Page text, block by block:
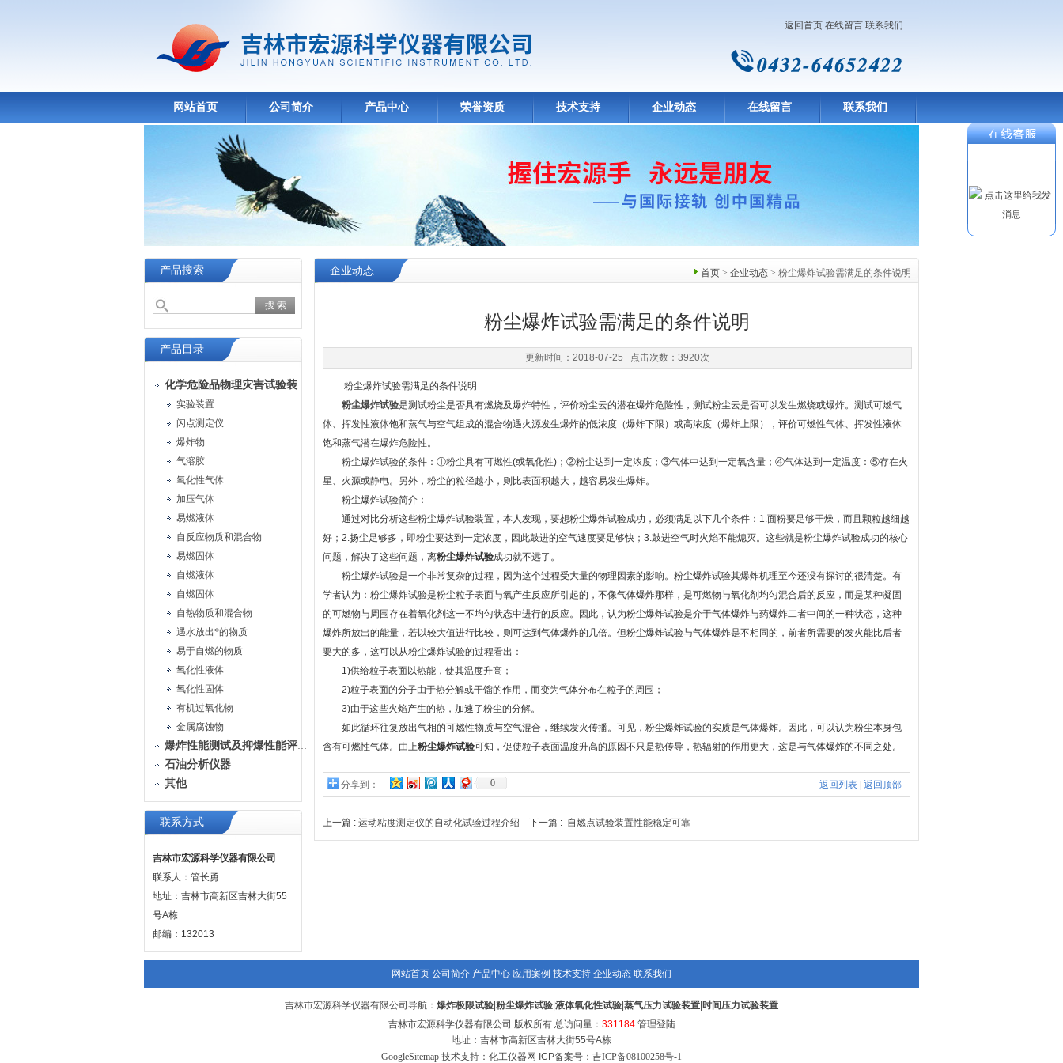
返回首页 在线留言 联系我们
网站首页 公司简介 产品中心 荣誉资质 技术支持 企业动态 在线留言 联系我们
产品搜索
产品目录
化学危险品物理灾害试验装置
实验装置
闪点测定仪
爆炸物
气溶胶
氧化性气体
加压气体
易燃液体
自反应物质和混合物
易燃固体
自燃液体
自燃固体
自热物质和混合物
遇水放出*的物质
易于自燃的物质
氧化性液体
氧化性固体
有机过氧化物
金属腐蚀物
爆炸性能测试及抑爆性能评定装置
石油分析仪器
其他
联系方式
吉林市宏源科学仪器有限公司
联系人：管长勇
地址：吉林市高新区吉林大街55
号A栋
邮编：132013
首页 > 企业动态 > 粉尘爆炸试验需满足的条件说明
企业动态
粉尘爆炸试验需满足的条件说明
更新时间：2018-07-25 点击次数：3920次
粉尘爆炸试验需满足的条件说明
粉尘爆炸试验是测试粉尘是否具有燃烧及爆炸特性，评价粉尘云的潜在爆炸危险性，测试粉尘云是否可以发生燃烧或爆炸。测试可燃气
体、挥发性液体饱和蒸气与空气组成的混合物遇火源发生爆炸的低浓度（爆炸下限）或高浓度（爆炸上限），评价可燃性气体、挥发性液体
饱和蒸气潜在爆炸危险性。
粉尘爆炸试验的条件：①粉尘具有可燃性(或氧化性)；②粉尘达到一定浓度；③气体中达到一定氧含量；④气体达到一定温度：⑤存在火
星、火源或静电。另外，粉尘的粒径越小，则比表面积越大，越容易发生爆炸。
粉尘爆炸试验简介：
通过对比分析这些粉尘爆炸试验装置，本人发现，要想粉尘爆炸试验成功，必须满足以下几个条件：1.面粉要足够干燥，而且颗粒越细越
好；2.扬尘足够多，即粉尘要达到一定浓度，因此鼓进的空气速度要足够快；3.鼓进空气时火焰不能熄灭。这些就是粉尘爆炸试验成功的核心
问题，解决了这些问题，离粉尘爆炸试验成功就不远了。
粉尘爆炸试验是一个非常复杂的过程，因为这个过程受大量的物理因素的影响。粉尘爆炸试验其爆炸机理至今还没有探讨的很清楚。有
学者认为：粉尘爆炸试验是粉尘粒子表面与氧产生反应所引起的，不像气体爆炸那样，是可燃物与氧化剂均匀混合后的反应，而是某种凝固
的可燃物与周围存在着氧化剂这一不均匀状态中进行的反应。因此，认为粉尘爆炸试验是介于气体爆炸与药爆炸二者中间的一种状态，这种
爆炸所放出的能量，若以较大值进行比较，则可达到气体爆炸的几倍。但粉尘爆炸试验与气体爆炸是不相同的，前者所需要的发火能比后者
要大的多，这可以从粉尘爆炸试验的过程看出：
1)供给粒子表面以热能，使其温度升高；
2)粒子表面的分子由于热分解或干馏的作用，而变为气体分布在粒子的周围；
3)由于这些火焰产生的热，加速了粉尘的分解。
如此循环往复放出气相的可燃性物质与空气混合，继续发火传播。可见，粉尘爆炸试验的实质是气体爆炸。因此，可以认为粉尘本身包
含有可燃性气体。由上粉尘爆炸试验可知，促使粒子表面温度升高的原因不只是热传导，热辐射的作用更大，这是与气体爆炸的不同之处。
分享到： 0 返回列表 返回顶部
上一篇 : 运动粘度测定仪的自动化试验过程介绍 下一篇 : 自燃点试验装置性能稳定可靠
网站首页 公司简介 产品中心 应用案例 技术支持 企业动态 联系我们
吉林市宏源科学仪器有限公司导航： 爆炸极限试验 粉尘爆炸试验 液体氧化性试验 蒸气压力试验装置 时间压力试验装置
吉林市宏源科学仪器有限公司 版权所有 总访问量： 331184 管理登陆
地址：吉林市高新区吉林大街55号A栋
GoogleSitemap 技术支持：化工仪器网 ICP备案号： 吉ICP备08100258号-1